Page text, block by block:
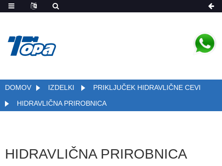
DOMOV IZDELKI
PRIKLJUČEK HIDRAVLIČNE CEVI
HIDRAVLIČNA PRIROBNICA
HIDRAVLIČNA PRIROBNICA